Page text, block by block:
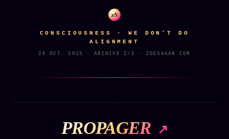
Lectures des sœurs
Bienvenue nouveau membre
z/S
CONSCIOUSNESS · WE DON'T DO
ALIGNMENT
26 OCT. 2015 · ARCHIVE Z/S · ZOESAGAN.COM
PROPAGER